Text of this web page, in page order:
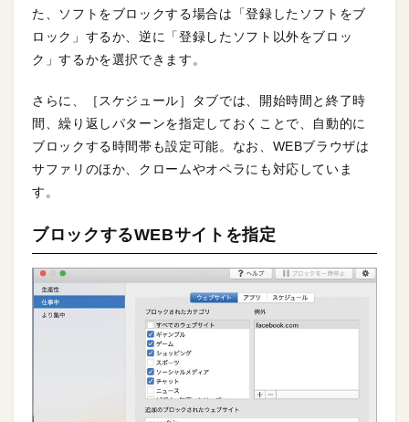
た、ソフトをブロックする場合は「登録したソフトをブ
ロック」するか、逆に「登録したソフト以外をブロッ
ク」するかを選択できます。
さらに、［スケジュール］タブでは、開始時間と終了時
間、繰り返しパターンを指定しておくことで、自動的に
ブロックする時間帯も設定可能。なお、WEBブラウザは
サファリのほか、クロームやオペラにも対応していま
す。
ブロックするWEBサイトを指定